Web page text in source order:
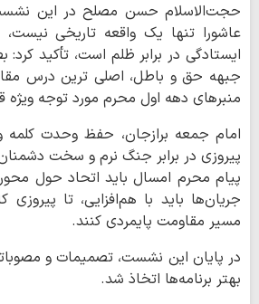
حجت‌الاسلام حسن مصلح در این نشست
عاشورا تنها یک واقعه تاریخی نیست،
ایستادگی در برابر ظلم است، تأکید
جبهه حق و باطل، اصلی‌ ترین درس
منبرهای دهه اول محرم مورد توجه ویژه
امام جمعه برازجان، حفظ وحدت کلمه
پیروزی در برابر جنگ نرم و سخت
پیام محرم امسال باید اتحاد حول
جریان‌ها باید با هم‌افزایی، تا
مسیر مقاومت پایمردی کنند.
در پایان این نشست، تصمیمات و
بهتر برنامه‌ها اتخاذ شد.